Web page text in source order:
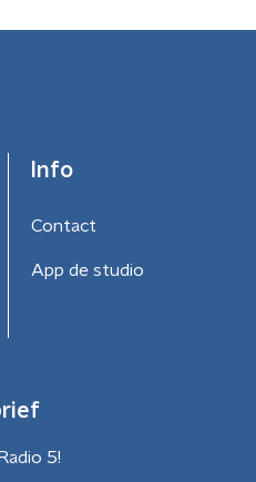
Info
Contact
App de studio
5!